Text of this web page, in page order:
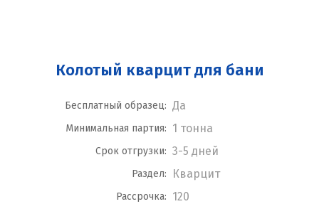
Колотый кварцит для бани
Бесплатный образец: Да
Минимальная партия: 1 тонна
Срок отгрузки: 3-5 дней
Раздел: Кварцит
Рассрочка: 120